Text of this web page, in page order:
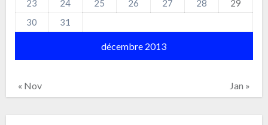
décembre 2013
23 24 25 26 27 28
29
30
31
« Nov Jan »